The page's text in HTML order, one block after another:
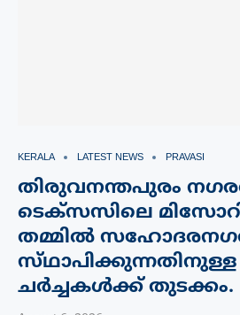
KERALA LATEST NEWS PRAVASI
തിരുവനന്തപുരം
ടെക്‌സസിലെ മിസോറി
തമ്മിൽ
സ്‌ഥാപിക്കുന്നതിനുള്ള
ചർച്ചകൾക്ക് തുടക്കം.